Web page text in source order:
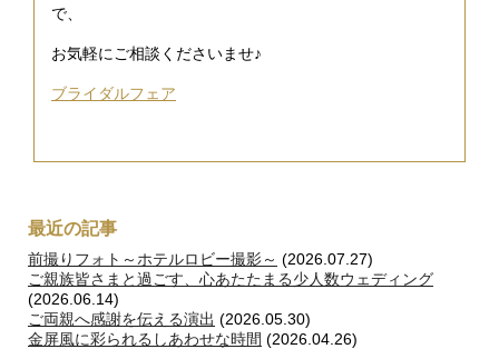
で、
お気軽にご相談くださいませ♪
ブライダルフェア
最近の記事
前撮りフォト～ホテルロビー撮影～ (2026.07.27)
ご親族皆さまと過ごす、心あたたまる少人数ウェディング
(2026.06.14)
ご両親へ感謝を伝える演出 (2026.05.30)
金屏風に彩られるしあわせな時間 (2026.04.26)